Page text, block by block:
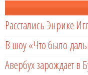
Расстались Энрике
В шоу «Что было
Авербух зарождает